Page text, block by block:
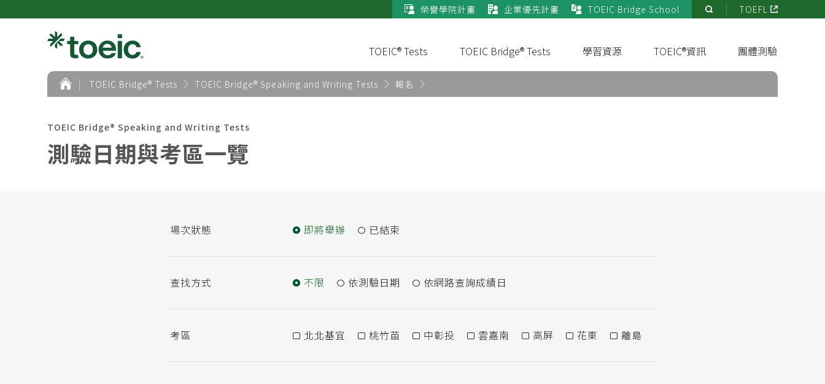
榮譽學院計畫 企業優先計畫 TOEIC Bridge School
站
TOEFL
TOEIC® Tests TOEIC Bridge® Tests 學習資源 TOEIC®資訊 團體測驗
首
頁
TOEIC Bridge® Tests TOEIC Bridge® Speaking and Writing Tests 報名
TOEIC Bridge® Speaking and Writing Tests
測驗日期與考區一覽
場次狀態 即將舉辦 已結束
查找方式 不限 依測驗日期 依網路查詢成績日
考區 北北基宜 桃竹苗 中彰投 雲嘉南 高屏 花東 離島